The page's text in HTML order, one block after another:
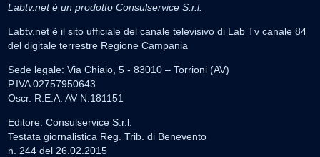
Labtv.net è un prodotto Consulservice S.r.l.
Labtv.net è il sito ufficiale del canale televisivo di Lab Tv canale 84
del digitale terrestre Regione Campania
Sede legale: Via Chiaio, 5 - 83010 – Torrioni (AV)
P.IVA 02757950643
Oscr. R.E.A. AV N.181151
Editore: Consulservice S.r.l.
Testata giornalistica Reg. Trib. di Benevento
n. 244 del 26.02.2015